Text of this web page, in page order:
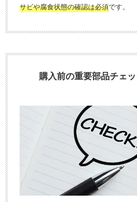
サビや腐食状態の確認は必須です。
購入前の重要部品チェ